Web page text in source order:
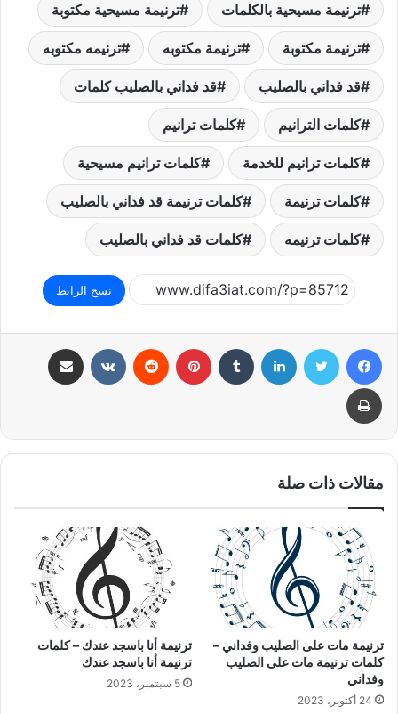
ترنيمة مسيحية بالكلمات ترنيمة مسيحية مكتوبة
ترنيمة مكتوبة ترنيمة مكتوبه ترنيمه مكتوبه
قد فداني بالصليب قد فداني بالصليب كلمات
كلمات الترانيم كلمات ترانيم
كلمات ترانيم للخدمة كلمات ترانيم مسيحية
كلمات ترنيمة كلمات ترنيمة قد فداني بالصليب
كلمات ترنيمه كلمات قد فداني بالصليب
نسخ الرابط
فيسبوك تويتر لينكدإن بينتيريست
طباعة
مقالات ذات صلة
ترنيمة مات على الصليب وفداني –
كلمات ترنيمة مات على الصليب
وفداني
24 أكتوبر، 2023
ترنيمة أنا باسجد عندك – كلمات
ترنيمة أنا باسجد عندك
5 سبتمبر، 2023